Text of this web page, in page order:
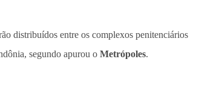
distribuídos entre os complexos penitenciários
segundo apurou o Metrópoles.